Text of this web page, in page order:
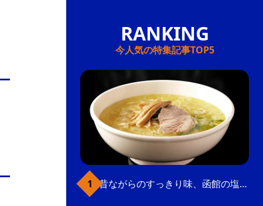
今人気の特集記事TOP5
昔ながらのすっきり味、函館の塩ラーメン